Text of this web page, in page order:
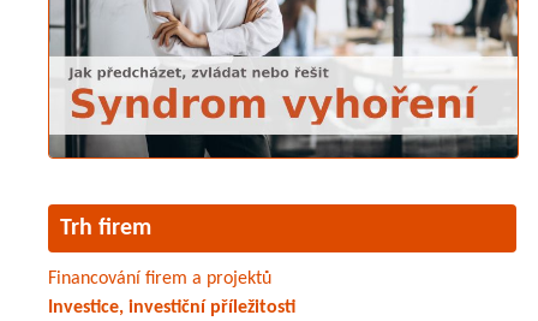
Trh firem
Financování firem a projektů
Investice, investiční příležitosti